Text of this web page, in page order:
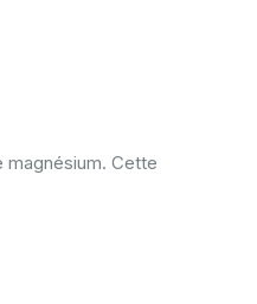
magnésium. Cette